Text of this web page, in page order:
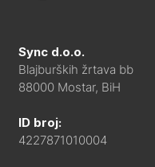
Sync d.o.o.
Blajburških žrtava bb
88000 Mostar, BiH
ID broj:
4227871010004